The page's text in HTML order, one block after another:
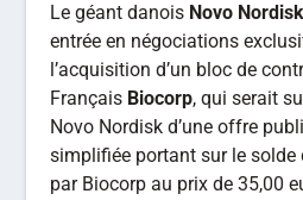
Le géant danois Novo Nordisk
entrée en négociations
l’acquisition d’un bloc de
Français Biocorp, qui serait
Novo Nordisk d’une offre
simplifiée portant sur le solde
par Biocorp au prix de 35,00